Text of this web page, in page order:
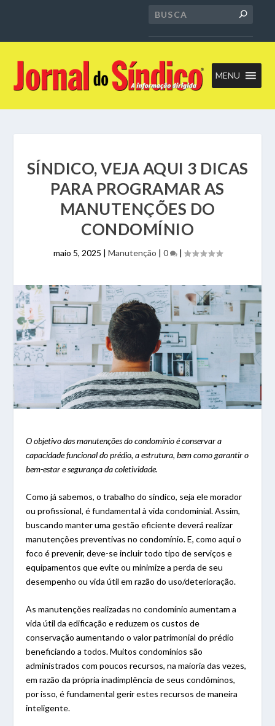
MENU
SÍNDICO, VEJA AQUI 3 DICAS
PARA PROGRAMAR AS
MANUTENÇÕES DO
CONDOMÍNIO
maio 5, 2025 | Manutenção | 0 |
O objetivo das manutenções do condomínio é conservar a
capacidade funcional do prédio, a estrutura, bem como garantir o
bem-estar e segurança da coletividade.
Como já sabemos, o trabalho do síndico, seja ele morador
ou profissional, é fundamental à vida condominial. Assim,
buscando manter uma gestão eficiente deverá realizar
manutenções preventivas no condomínio. E, como aqui o
foco é prevenir, deve-se incluir todo tipo de serviços e
equipamentos que evite ou minimize a perda de seu
desempenho ou vida útil em razão do uso/deterioração.
As manutenções realizadas no condomínio aumentam a
vida útil da edificação e reduzem os custos de
conservação aumentando o valor patrimonial do prédio
beneficiando a todos. Muitos condomínios são
administrados com poucos recursos, na maioria das vezes,
em razão da própria inadimplência de seus condôminos,
por isso, é fundamental gerir estes recursos de maneira
inteligente.